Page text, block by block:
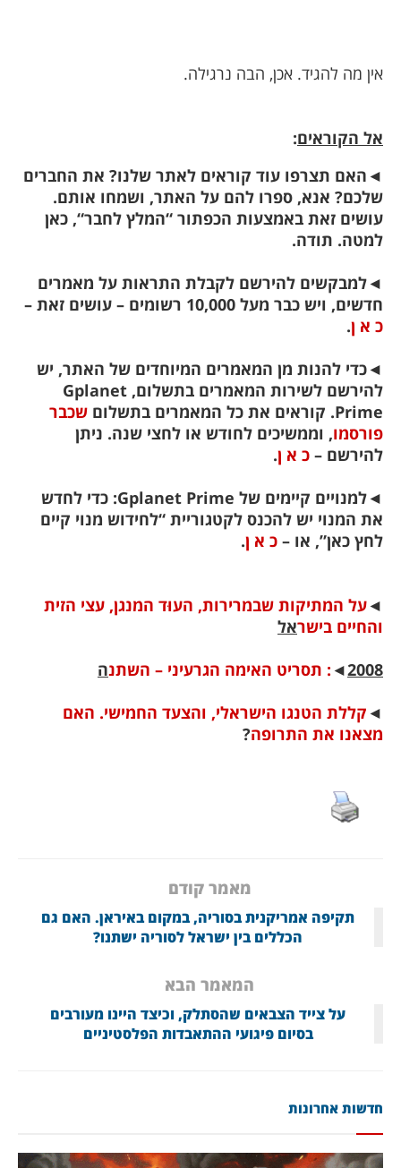
אין מה להגיד. אכן, הבה נרגילה.
אל הקוראים:
◄ האם תצרפו עוד קוראים לאתר שלנו? את החברים
שלכם? אנא, ספרו להם על האתר, ושמחו אותם.
עושים זאת באמצעות הכפתור “המלץ לחבר“, כאן
למטה. תודה.
◄למבקשים להירשם לקבלת התראות על מאמרים
חדשים, ויש כבר מעל 10,000 רשומים – עושים זאת –
כ א ן.
◄כדי להנות מן המאמרים המיוחדים של האתר, יש
להירשם לשירות המאמרים בתשלום, Gplanet
Prime. קוראים את כל המאמרים בתשלום
שכבר
פורסמו, וממשיכים לחודש או לחצי שנה. ניתן
להירשם – כ א ן.
◄
למנויים קיימים של Gplanet Prime: כדי לחדש
את המנוי יש להכנס לקטגוריית “לחידוש מנוי קיים
לחץ כאן”, או – כ א ן.
◄על המתיקות שבמרירות, העוּד המנגן, עצי הזית
והחיים בישראל
2008
◄ : תסריט האימה הגרעיני – השתנה
◄ קללת הטנגו הישראלי, והצעד החמישי. האם
מצאנו את התרופה?
מאמר קודם
תקיפה אמריקנית בסוריה, במקום באיראן. האם גם
הכללים בין ישראל לסוריה ישתנו?
המאמר הבא
על צייד הצבאים שהסתלק, וכיצד היינו מעורבים
בסיום פיגועי ההתאבדות הפלסטיניים
חדשות אחרונות